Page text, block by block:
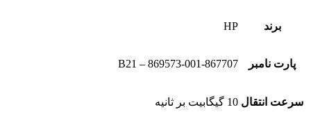
برند HP
پارت نامبر 867707-B21 – 869573-001
سرعت انتقال 10 گیگابیت بر ثانیه